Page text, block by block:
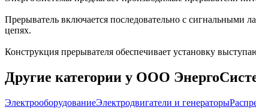
Прерыватель включается последовательно с
цепях.
Конструкция прерывателя обеспечивает установку
Другие категории у ООО
ЭлектрооборудованиеЭлектродвигатели и генераторы